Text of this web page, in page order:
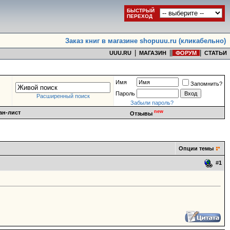
БЫСТРЫЙ
ПЕРЕХОД
Заказ книг в магазине shopuuu.ru (кликабельно)
UUU.RU МАГАЗИН ФОРУМ СТАТЬИ
Расширенный поиск
Имя
Запомнить?
Пароль
Забыли пароль?
лист
Отзывы new
Опции темы
#1